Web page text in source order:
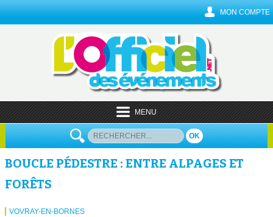
MON COMPTE
MENU
OK
BOUCLE PÉDESTRE : ENTRE ALPAGES ET
FORÊTS
VOVRAY-EN-BORNES